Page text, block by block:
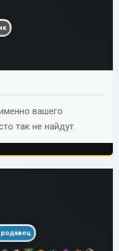
вашего
так не найдут.